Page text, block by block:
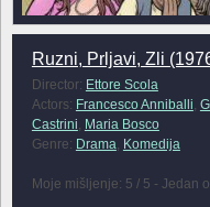
Ruzni, Prljavi, Zli
Director: Ettore Scola
Actors: Francesco Anniballi
Castrini Maria Bosco
Genre: Drama Komedija
Moje mišljenje: 5 / 5 - Jedan